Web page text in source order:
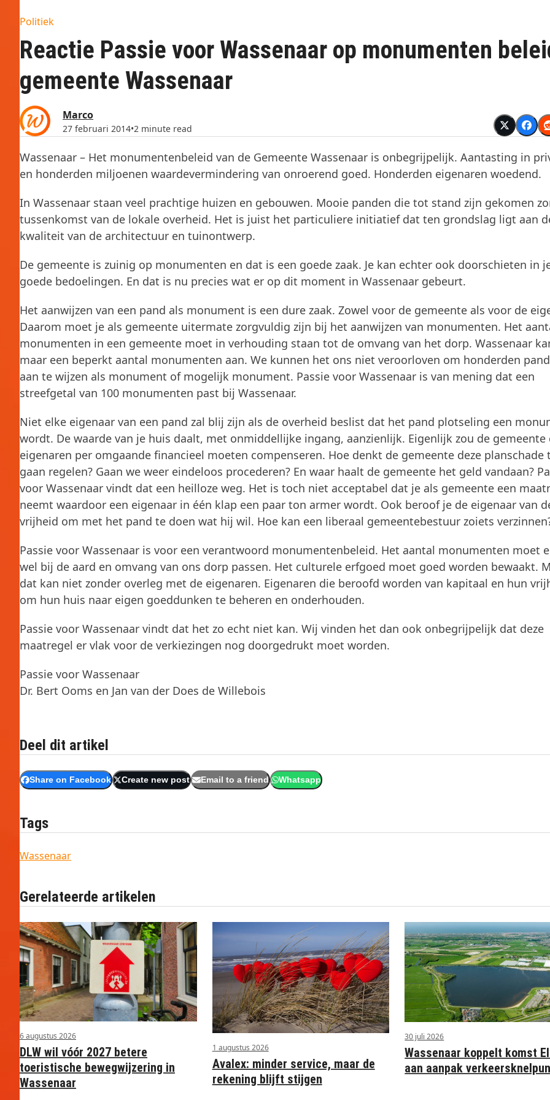
Politiek
Reactie Passie voor Wassenaar op monumenten
gemeente Wassenaar
Marco
27 februari 2014•2 minute read
Wassenaar – Het monumentenbeleid van de Gemeente Wassenaar is onbegrijpelijk. Aantasting in
en honderden miljoenen waardevermindering van onroerend goed. Honderden eigenaren woedend.
In Wassenaar staan veel prachtige huizen en gebouwen. Mooie panden die tot stand zijn gekomen
tussenkomst van de lokale overheid. Het is juist het particuliere initiatief dat ten grondslag ligt aan
kwaliteit van de architectuur en tuinontwerp.
De gemeente is zuinig op monumenten en dat is een goede zaak. Je kan echter ook doorschieten in
goede bedoelingen. En dat is nu precies wat er op dit moment in Wassenaar gebeurt.
Het aanwijzen van een pand als monument is een dure zaak. Zowel voor de gemeente als voor de
Daarom moet je als gemeente uitermate zorgvuldig zijn bij het aanwijzen van monumenten. Het
monumenten in een gemeente moet in verhouding staan tot de omvang van het dorp. Wassenaar
maar een beperkt aantal monumenten aan. We kunnen het ons niet veroorloven om honderden
aan te wijzen als monument of mogelijk monument. Passie voor Wassenaar is van mening dat een
streefgetal van 100 monumenten past bij Wassenaar.
Niet elke eigenaar van een pand zal blij zijn als de overheid beslist dat het pand plotseling een
wordt. De waarde van je huis daalt, met onmiddellijke ingang, aanzienlijk. Eigenlijk zou de gemeente
eigenaren per omgaande financieel moeten compenseren. Hoe denkt de gemeente deze planschade
gaan regelen? Gaan we weer eindeloos procederen? En waar haalt de gemeente het geld vandaan?
voor Wassenaar vindt dat een heilloze weg. Het is toch niet acceptabel dat je als gemeente een
neemt waardoor een eigenaar in één klap een paar ton armer wordt. Ook beroof je de eigenaar van
vrijheid om met het pand te doen wat hij wil. Hoe kan een liberaal gemeentebestuur zoiets
Passie voor Wassenaar is voor een verantwoord monumentenbeleid. Het aantal monumenten moet
wel bij de aard en omvang van ons dorp passen. Het culturele erfgoed moet goed worden bewaakt.
dat kan niet zonder overleg met de eigenaren. Eigenaren die beroofd worden van kapitaal en hun
om hun huis naar eigen goeddunken te beheren en onderhouden.
Passie voor Wassenaar vindt dat het zo echt niet kan. Wij vinden het dan ook onbegrijpelijk dat deze
maatregel er vlak voor de verkiezingen nog doorgedrukt moet worden.
Passie voor Wassenaar
Dr. Bert Ooms en Jan van der Does de Willebois
Deel dit artikel
Share on Facebook Create new post Email to a friend Whatsapp
Tags
Wassenaar
Gerelateerde artikelen
6 augustus 2026
DLW wil vóór 2027 betere
toeristische bewegwijzering in
Wassenaar
1 augustus 2026
Avalex: minder service, maar de
rekening blijft stijgen
30 juli 2026
Wassenaar koppelt komst
aan aanpak